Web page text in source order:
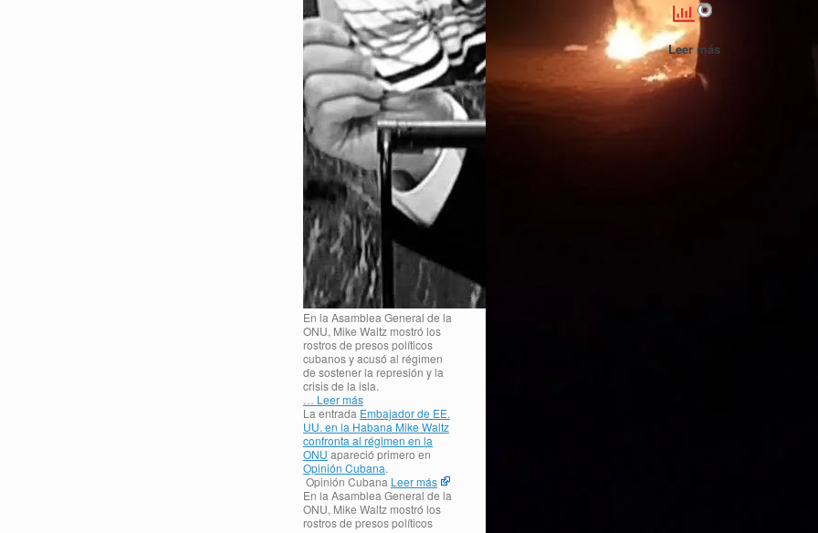
En la Asamblea General de la
ONU, Mike Waltz mostró los
rostros de presos políticos
cubanos y acusó al régimen
de sostener la represión y la
crisis de la isla.
… Leer más
La entrada Embajador de EE.
UU. en la Habana Mike Waltz
confronta al régimen en la
ONU apareció primero en
Opinión Cubana.
Opinión Cubana Leer más
En la Asamblea General de la
ONU, Mike Waltz mostró los
rostros de presos políticos
Leer más